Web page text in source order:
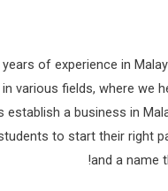
of experience in
various fields, where we
establish a business in
to start their right
and a name